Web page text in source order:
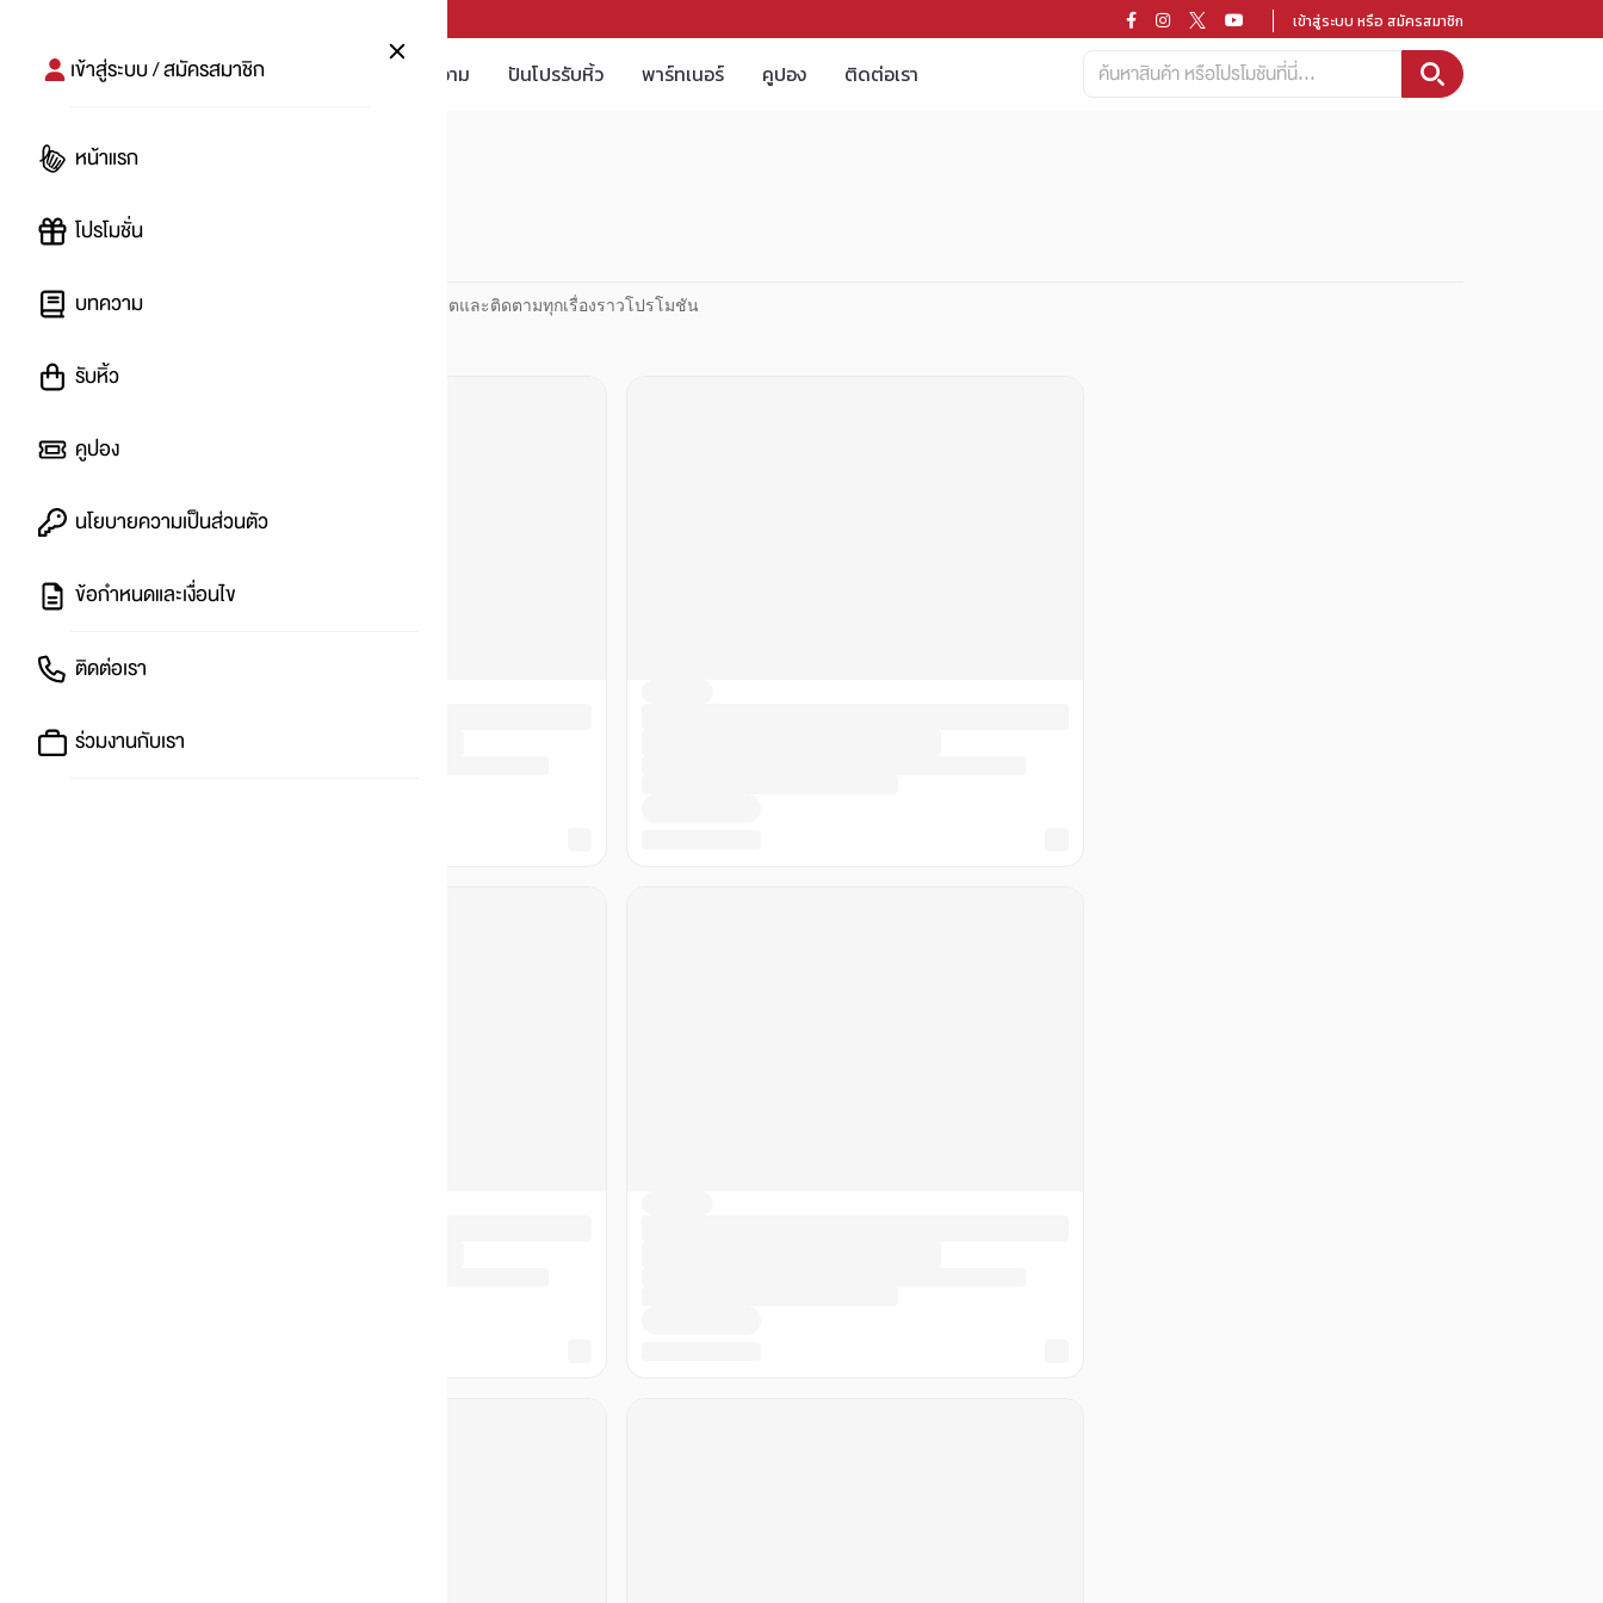
เข้าสู่ระบบ หรือ สมัครสมาชิก
บทความ ปันโปรรับหิ้ว พาร์ทเนอร์ คูปอง ติดต่อเรา
เข้าสู่ระบบ / สมัครสมาชิก
หน้าแรก
โปรโมชั่น
บทความ
รับหิ้ว
คูปอง
นโยบายความเป็นส่วนตัว
ข้อกำหนดและเงื่อนไข
ติดต่อเรา
ร่วมงานกับเรา
#
ปันโปร PUNPRO ที่ 1 ด้านโปรโมชัน อัปเดตและติดตามทุกเรื่องราวโปรโมชัน